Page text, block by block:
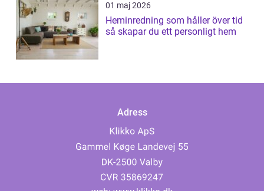
01 maj 2026
Heminredning som håller över tid
så skapar du ett personligt hem
Adress